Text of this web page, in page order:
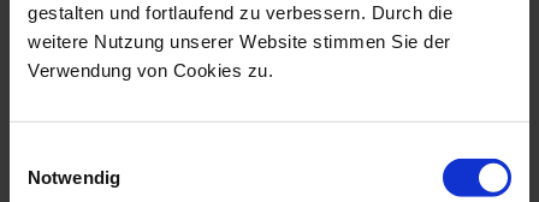
gestalten und fortlaufend zu verbessern. Durch die
weitere Nutzung unserer Website stimmen Sie der
Verwendung von Cookies zu.
Notwendig